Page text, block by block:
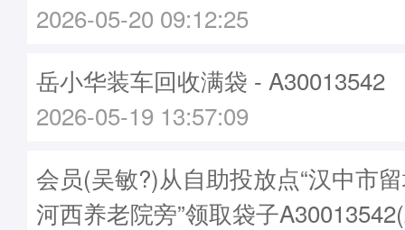
2026-05-20 09:12:25
岳小华装车回收满袋 - A30013542
2026-05-19 13:57:09
会员(吴敏?)从自助投放点“汉中市
河西养老院旁”领取袋子